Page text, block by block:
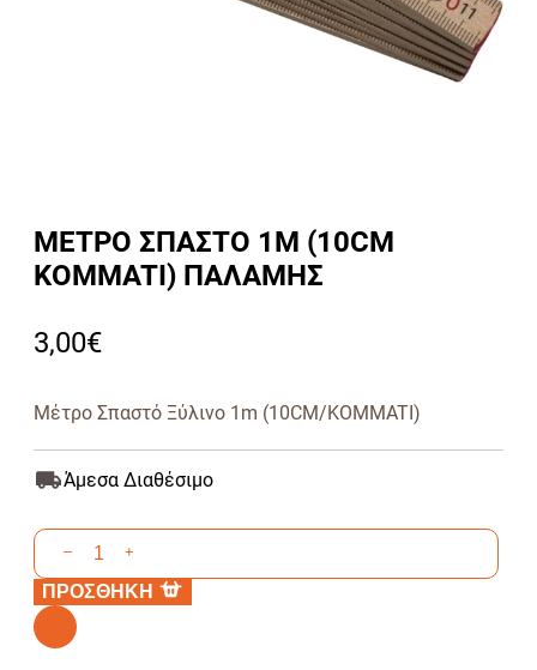
ΜΕΤΡΟ ΣΠΑΣΤΟ 1M (10CM
KOMMATI) ΠΑΛΑΜΗΣ
3,00€
Μέτρο Σπαστό Ξύλινο 1m (10CM/KOMMATI)
Άμεσα Διαθέσιμο
–
ΜΕΤΡΟ
ΣΠΑΣΤΟ
+
ΠΡΟΣΘΗΚΗ